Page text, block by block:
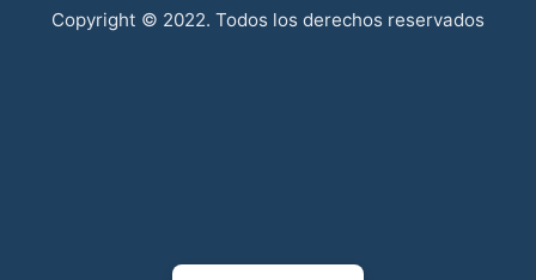
Copyright © 2022. Todos los derechos reservados